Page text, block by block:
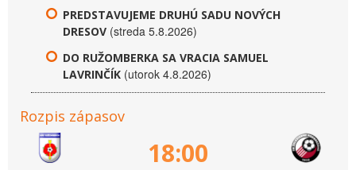
PREDSTAVUJEME DRUHÚ SADU NOVÝCH
DRESOV (streda 5.8.2026)
DO RUŽOMBERKA SA VRACIA SAMUEL
LAVRINČÍK (utorok 4.8.2026)
Rozpis zápasov
18:00